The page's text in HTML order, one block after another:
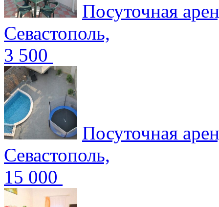
Посуточная
Севастополь,
3 500
Посуточная
Севастополь,
15 000